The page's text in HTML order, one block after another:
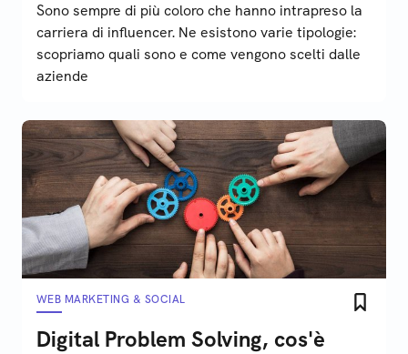
Sono sempre di più coloro che hanno intrapreso la
carriera di influencer. Ne esistono varie tipologie:
scopriamo quali sono e come vengono scelti dalle
aziende
WEB MARKETING & SOCIAL
Digital Problem Solving, cos'è